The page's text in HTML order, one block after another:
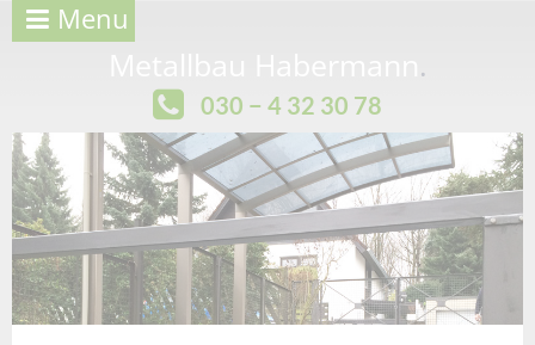
Menu
.
030 − 4 32 30 78